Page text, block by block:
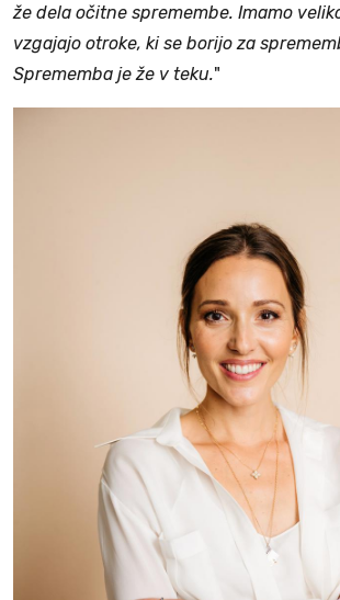
že dela očitne spremembe. Imamo
vzgajajo otroke, ki se borijo za
Sprememba je že v teku."